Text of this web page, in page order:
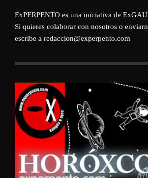
ExPERPENTO es una iniciativa de
Si quieres colaborar con nosotros o
escribe a redaccion@experpento.com